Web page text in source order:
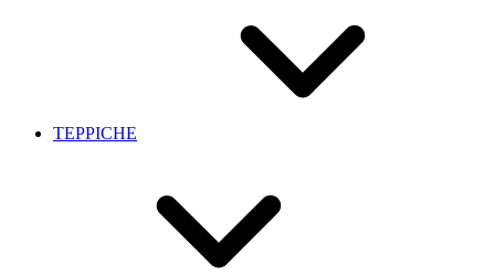
TEPPICHE